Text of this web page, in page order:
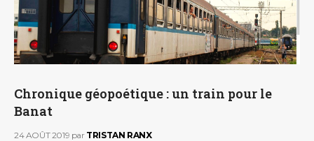
Chronique géopoétique : un train pour le
Banat
24 AOÛT 2019 par TRISTAN RANX